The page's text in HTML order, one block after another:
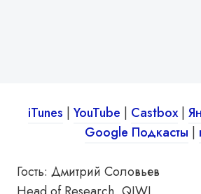
iTunes | YouTube | Castbox|
Google Подкасты |
Гость: Дмитрий Соловьев